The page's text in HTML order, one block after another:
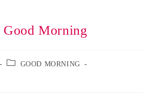
Good Morning
Post
GOOD MORNING